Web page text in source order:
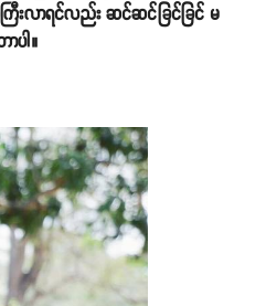
ကြီးလာရင်လည်း ဆင်ဆင်ခြင်ခြင် မ
ပါ။